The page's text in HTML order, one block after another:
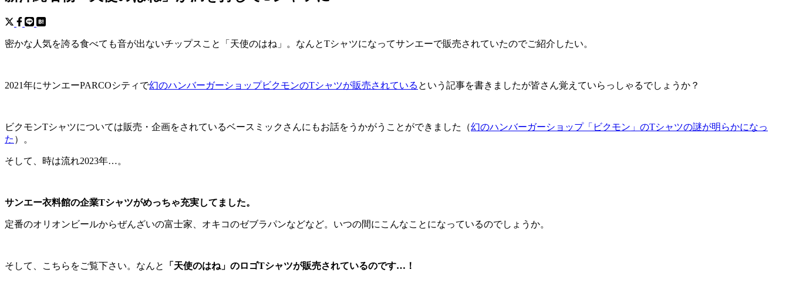
密かな人気を誇る食べても音が出ないチップスこと「天使のはね」。なんとTシャツになってサンエーで販売されていたのでご紹介したい。
2021年にサンエーPARCOシティで幻のハンバーガーショップビクモンのTシャツが販売されている という記事を書きましたが皆さん覚えていらっしゃるでしょうか？
ビクモンTシャツについては販売・企画をされているベースミックさんにもお話をうかがうことができました（幻のハンバーガーショップ「ビクモン」のTシャツの謎が明らかになっ
た ）。
そして、時は流れ2023年…。
サンエー衣料館の企業Tシャツがめっちゃ充実してました。
定番のオリオンビールからぜんざいの富士家、オキコのゼブラパンなどなど。いつの間にこんなことになっているのでしょうか。
そして、こちらをご覧下さい。なんと 「天使のはね」のロゴTシャツが販売されているのです…！